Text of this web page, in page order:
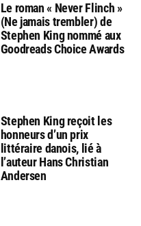
Le roman « Never Flinch »
(Ne jamais trembler) de
Stephen King nommé aux
Goodreads Choice Awards
Stephen King reçoit les
honneurs d’un prix
littéraire danois, lié à
l’auteur Hans Christian
Andersen